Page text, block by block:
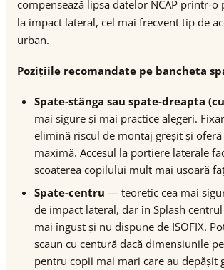
compensează lipsa datelor NCAP printr-o
la impact lateral, cel mai frecvent tip de
urban.
Pozițiile recomandate pe bancheta
Spate-stânga sau spate-dreapta (cu
mai sigure și mai practice alegeri.
elimină riscul de montaj greșit și
maximă. Accesul la portiere laterale
scoaterea copilului mult mai ușoară
Spate-centru — teoretic cea mai
de impact lateral, dar în Splash
mai îngust și nu dispune de ISOFIX.
scaun cu centură dacă dimensiunile
pentru copii mai mari care au depășit